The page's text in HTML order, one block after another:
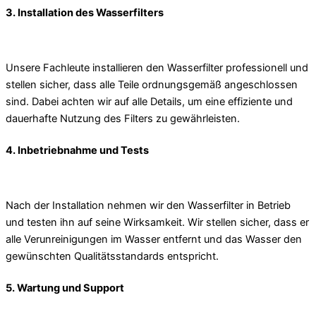
3. Installation des Wasserfilters
Unsere Fachleute installieren den Wasserfilter professionell und
stellen sicher, dass alle Teile ordnungsgemäß angeschlossen
sind. Dabei achten wir auf alle Details, um eine effiziente und
dauerhafte Nutzung des Filters zu gewährleisten.
4. Inbetriebnahme und Tests
Nach der Installation nehmen wir den Wasserfilter in Betrieb
und testen ihn auf seine Wirksamkeit. Wir stellen sicher, dass er
alle Verunreinigungen im Wasser entfernt und das Wasser den
gewünschten Qualitätsstandards entspricht.
5. Wartung und Support